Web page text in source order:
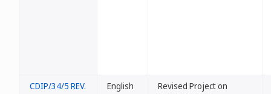
CDIP/34/5 REV. English
Revised Project on